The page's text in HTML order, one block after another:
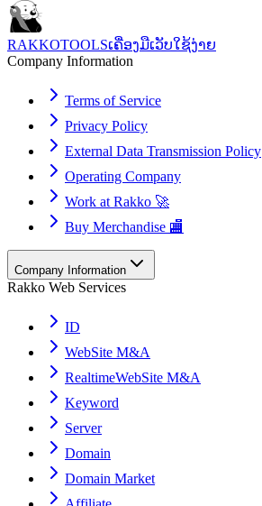
RAKKOTOOLSເຄື່ອງມືເວັບໃຊ້ງ່າຍ
Company Information
Terms of Service
Privacy Policy
External Data Transmission Policy
Operating Company
Work at Rakko 🚀
Buy Merchandise 🏬
Company Information
Rakko Web Services
ID
WebSite M&A
RealtimeWebSite M&A
Keyword
Server
Domain
Domain Market